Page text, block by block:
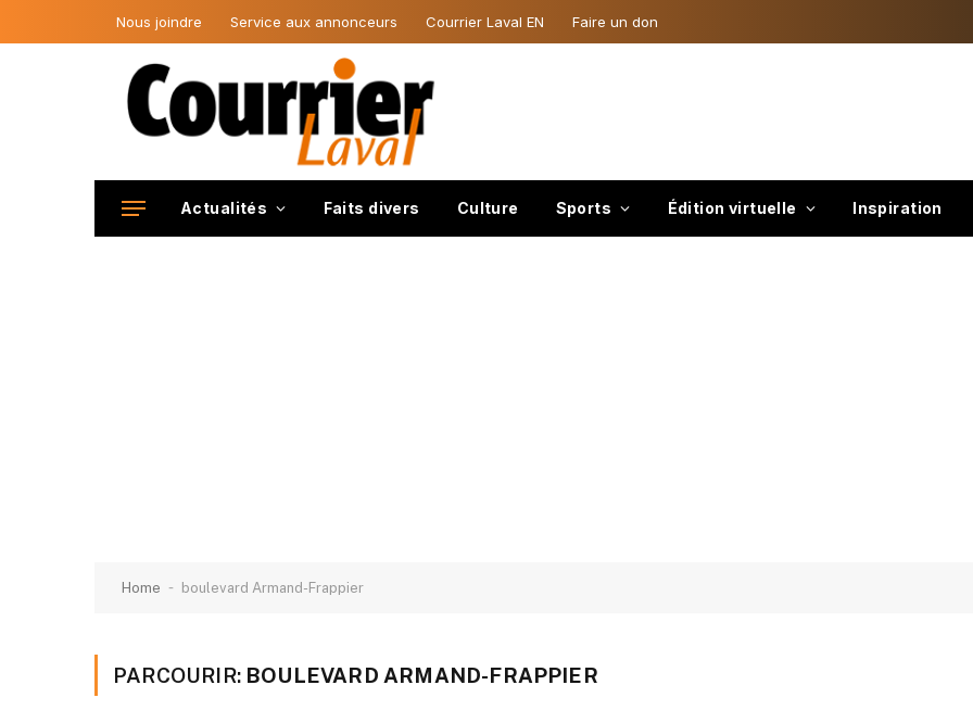
Nous joindre Service aux annonceurs Courrier Laval EN Faire un don
Actualités Faits divers Culture Sports Édition virtuelle Inspiration
Home - boulevard Armand-Frappier
PARCOURIR: BOULEVARD ARMAND-FRAPPIER